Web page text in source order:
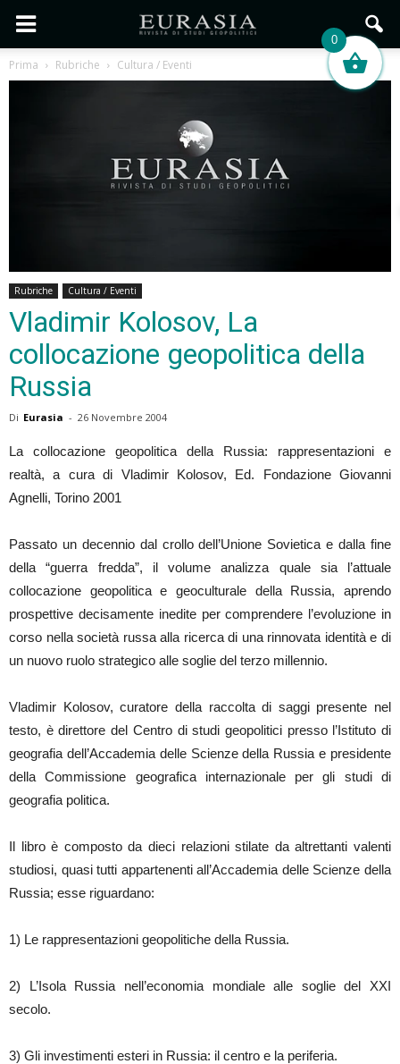
Prima Rubriche Cultura / Eventi
Rubriche Cultura / Eventi
Vladimir Kolosov, La
collocazione geopolitica della
Russia
Di Eurasia - 26 Novembre 2004
La collocazione geopolitica della Russia: rappresentazioni e
realtà, a cura di Vladimir Kolosov, Ed. Fondazione Giovanni
Agnelli, Torino 2001
Passato un decennio dal crollo dell’Unione Sovietica e dalla fine
della “guerra fredda”, il volume analizza quale sia l’attuale
collocazione geopolitica e geoculturale della Russia, aprendo
prospettive decisamente inedite per comprendere l’evoluzione in
corso nella società russa alla ricerca di una rinnovata identità e di
un nuovo ruolo strategico alle soglie del terzo millennio.
Vladimir Kolosov, curatore della raccolta di saggi presente nel
testo, è direttore del Centro di studi geopolitici presso l’Istituto di
geografia dell’Accademia delle Scienze della Russia e presidente
della Commissione geografica internazionale per gli studi di
geografia politica.
Il libro è composto da dieci relazioni stilate da altrettanti valenti
studiosi, quasi tutti appartenenti all’Accademia delle Scienze della
Russia; esse riguardano:
1) Le rappresentazioni geopolitiche della Russia.
2) L’Isola Russia nell’economia mondiale alle soglie del XXI
secolo.
3) Gli investimenti esteri in Russia: il centro e la periferia.
0